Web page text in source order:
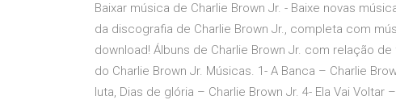
Baixar música de Charlie Brown Jr. - Baixe novas
da discografia de Charlie Brown Jr., completa com
download! Álbuns de Charlie Brown Jr. com relação
do Charlie Brown Jr. Músicas. 1- A Banca – Charlie
luta, Dias de glória – Charlie Brown Jr. 4- Ela Vai Voltar